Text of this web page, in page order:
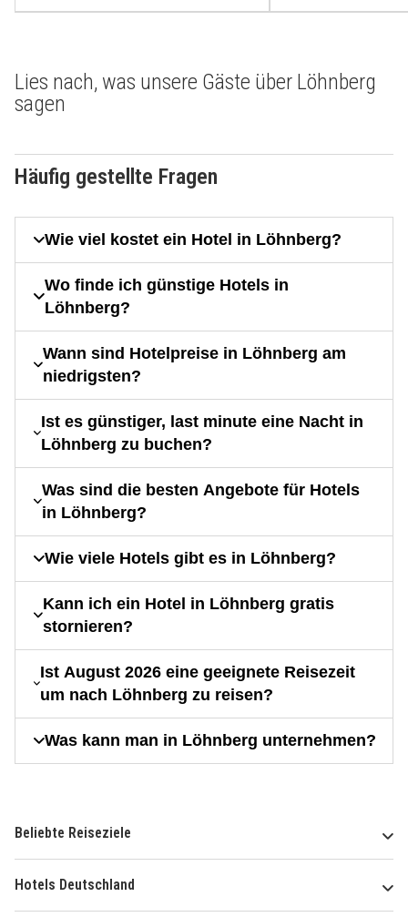
Lies nach, was unsere Gäste über Löhnberg
sagen
Häufig gestellte Fragen
Wie viel kostet ein Hotel in Löhnberg?
Wo finde ich günstige Hotels in
Löhnberg?
Wann sind Hotelpreise in Löhnberg am
niedrigsten?
Ist es günstiger, last minute eine Nacht in
Löhnberg zu buchen?
Was sind die besten Angebote für Hotels
in Löhnberg?
Wie viele Hotels gibt es in Löhnberg?
Kann ich ein Hotel in Löhnberg gratis
stornieren?
Ist August 2026 eine geeignete Reisezeit
um nach Löhnberg zu reisen?
Was kann man in Löhnberg unternehmen?
Beliebte Reiseziele
Hotels Deutschland